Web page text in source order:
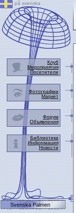
på svenska
Клуб
Мероприятия
Посетители
Фотографии
Маркет
Форум
Объявления
Библиотека
Информация
Новости
Svenska Palmen